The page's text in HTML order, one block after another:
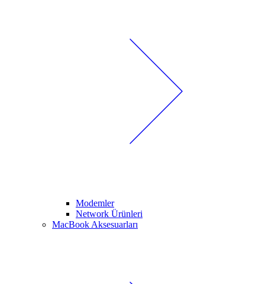
Modemler
Network Ürünleri
MacBook Aksesuarları